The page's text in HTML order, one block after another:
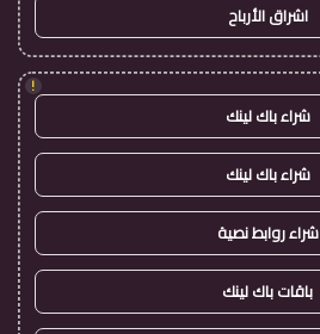
اشراق الأرباح
!
شراء باك لينك
شراء باك لينك
شراء روابط نصية
باقات باك لينك